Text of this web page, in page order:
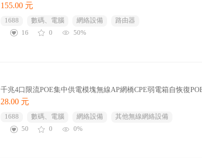
155.00 元
1688 數碼、電腦 網絡設備
路由器
16
0 50%
千兆4口限流POE集中供電模塊無線AP網橋CPE弱電箱自恢復
28.00 元
1688 數碼、電腦 網絡設備
其他無線網絡設備
50
0 0%